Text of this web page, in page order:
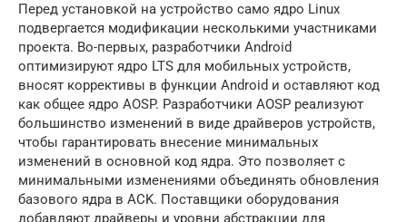
Перед установкой на устройство само ядро Linux
подвергается модификации несколькими участниками
проекта. Во-первых, разработчики Android
оптимизируют ядро LTS для мобильных устройств,
вносят коррективы в функции Android и оставляют код
как общее ядро AOSP. Разработчики AOSP реализуют
большинство изменений в виде драйверов устройств,
чтобы гарантировать внесение минимальных
изменений в основной код ядра. Это позволяет с
минимальными изменениями объединять обновления
базового ядра в ACK. Поставщики оборудования
добавляют драйверы и уровни абстракции для